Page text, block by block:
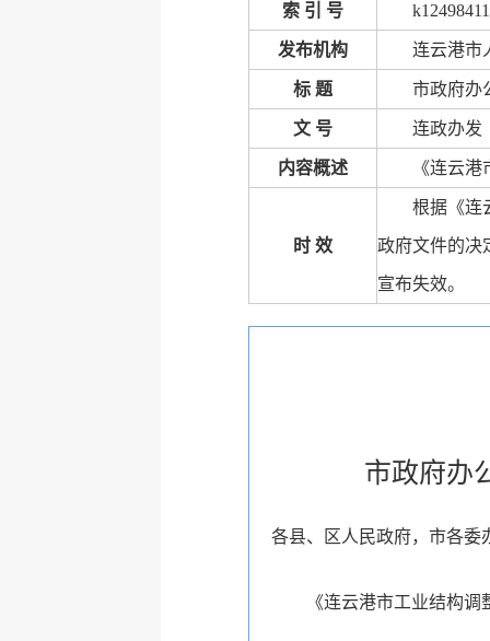
索 引 号
发布机构 连云港市
标 题 市政府办
文 号 连政办发
内容概述 《连云
时 效
根据《连
政府文件的决
宣布失效。
市政府办
各县、区人民政府，市各委
《连云港市工业结构调整